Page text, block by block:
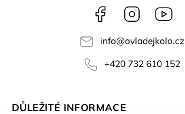
Facebook Instagram
info@ovladejkolo.cz
+420 732 610 152
DŮLEŽITÉ INFORMACE